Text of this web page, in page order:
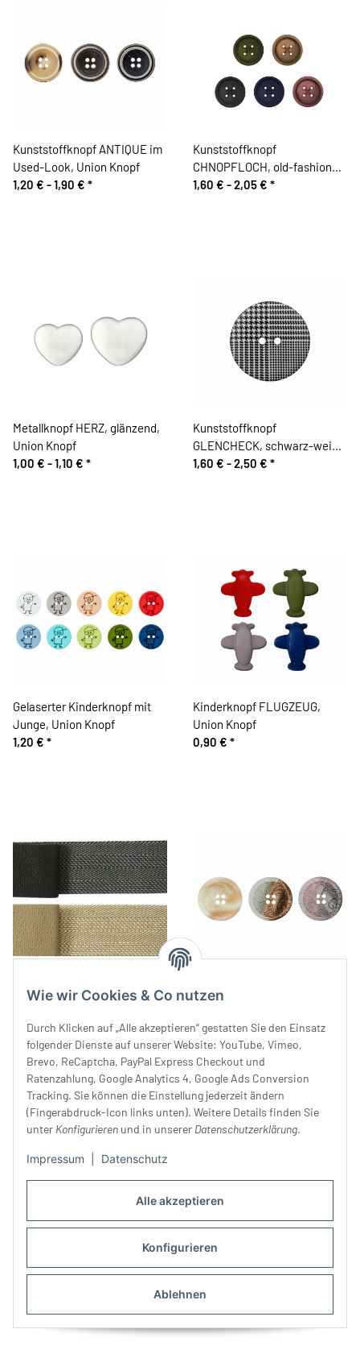
Alle akzeptieren
Konfigurieren
Ablehnen
Wie wir Cookies & Co nutzen
Durch Klicken auf „Alle akzeptieren“ gestatten Sie den Einsatz
folgender Dienste auf unserer Website: YouTube, Vimeo,
Brevo, ReCaptcha, PayPal Express Checkout und
Ratenzahlung, Google Analytics 4, Google Ads Conversion
Tracking. Sie können die Einstellung jederzeit ändern
(Fingerabdruck-Icon links unten). Weitere Details finden Sie
unter Konfigurieren und in unserer Datenschutzerklärung.
Impressum Datenschutz
Kunststoffknopf ANTIQUE im
Used-Look, Union Knopf
1,20 € -1,90 € *
Kunststoffknopf
CHNOPFLOCH, old-fashioned
Look, Union Knopf
1,60 € -2,05 € *
Metallknopf HERZ, glänzend,
Union Knopf
1,00 € -1,10 € *
Kunststoffknopf
GLENCHECK, schwarz-weiß,
Union Knopf
1,60 € -2,50 € *
Gelaserter Kinderknopf mit
Junge, Union Knopf
1,20 € *
Kinderknopf FLUGZEUG,
Union Knopf
0,90 € *
einfarbiger Rückseite
5,90 €
*
mit Metallic-Glanz, Union
Knopf
1,10 € - 2,15 €
Kinderknopf
Kunststoffknopf WIKI, Kranz,
0,95 € -